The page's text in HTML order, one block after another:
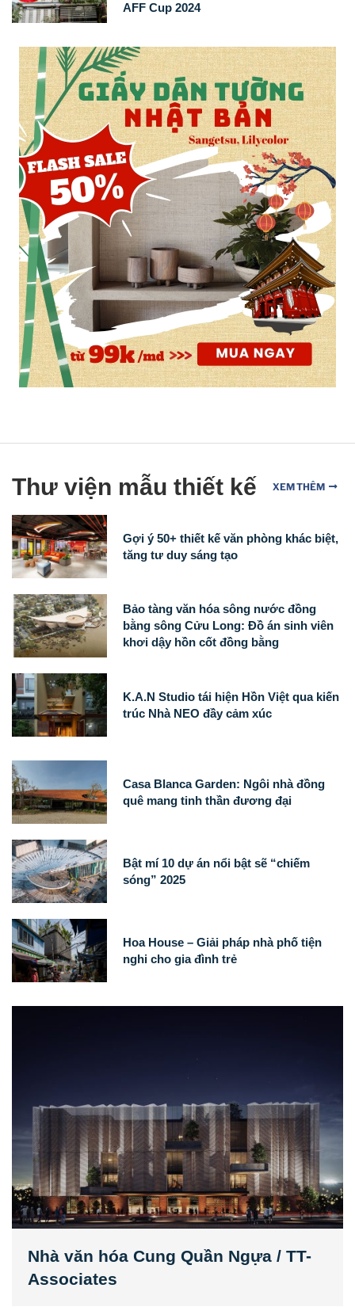
AFF Cup 2024
Thư viện mẫu thiết kế XEM THÊM
Gợi ý 50+ thiết kế văn phòng khác biệt,
tăng tư duy sáng tạo
Bảo tàng văn hóa sông nước đồng
bằng sông Cửu Long: Đồ án sinh viên
khơi dậy hồn cốt đồng bằng
K.A.N Studio tái hiện Hồn Việt qua kiến
trúc Nhà NEO đầy cảm xúc
Casa Blanca Garden: Ngôi nhà đồng
quê mang tinh thần đương đại
Bật mí 10 dự án nổi bật sẽ “chiếm
sóng” 2025
Hoa House – Giải pháp nhà phố tiện
nghi cho gia đình trẻ
Nhà văn hóa Cung Quần Ngựa / TT-
Associates